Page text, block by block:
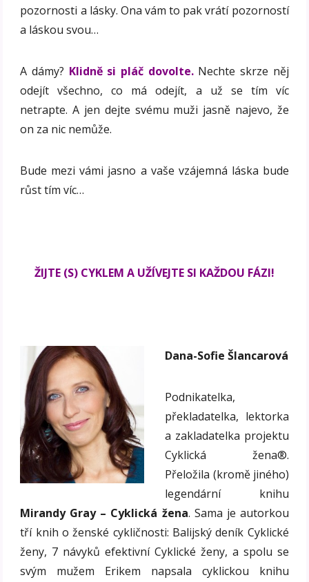
pozornosti a lásky. Ona vám to pak vrátí pozorností
a láskou svou…
A dámy? Klidně si pláč dovolte.Nechte skrze něj
odejít všechno, co má odejít, a už se tím víc
netrapte. A jen dejte svému muži jasně najevo, že
on za nic nemůže.
Bude mezi vámi jasno a vaše vzájemná láska bude
růst tím víc…
ŽIJTE (S) CYKLEM A UŽÍVEJTE SI KAŽDOU FÁZI!
Dana-Sofie Šlancarová
Podnikatelka,
překladatelka, lektorka
a zakladatelka projektu
Cyklická žena®.
Přeložila (kromě jiného)
legendární knihu
Mirandy Gray – Cyklická žena. Sama je autorkou
tří knih o ženské cykličnosti: Balijský deník Cyklické
ženy, 7 návyků efektivní Cyklické ženy, a spolu se
svým mužem Erikem napsala cyklickou knihu